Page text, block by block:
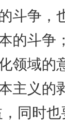
斗争，
的斗争
领域的
主义的
同时